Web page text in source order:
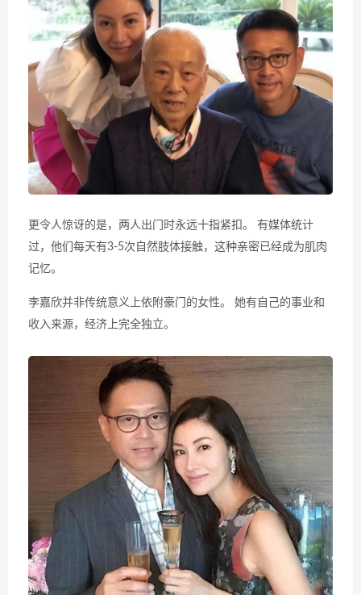
更令人惊讶的是，两人出门时永远十指紧扣。 有媒体统计
过，他们每天有3-5次自然肢体接触，这种亲密已经成为肌肉
记忆。
李嘉欣并非传统意义上依附豪门的女性。 她有自己的事业和
收入来源，经济上完全独立。